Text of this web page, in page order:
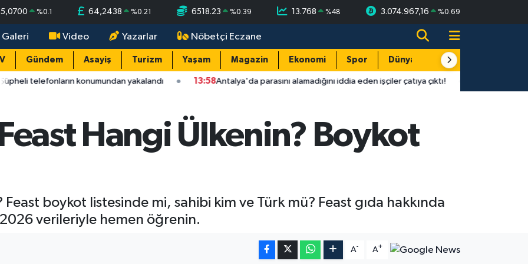
%0.1 64,2438 %0.21 6518.23 %0.39 13.768 %48 3.074.967,16 %0.69
Galeri Video Yazarlar Nöbetçi Eczane
Gündem Asayiş Turizm Yaşam Magazin Ekonomi Spor Dünya Resmi Reklamlar
konumundan yakalandı 13:58 Antalya'da parasını alamadığını iddia eden işçiler çatıya çıktı! 12:46
Hangi Ülkenin? Boykot
boykot listesinde mi, sahibi kim ve Türk mü? Feast gıda hakkında
verileriyle hemen öğrenin.
A- A+